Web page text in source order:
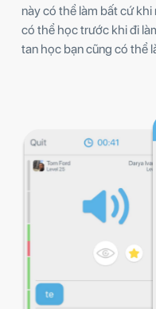
này có thể làm bất cứ
có thể học trước khi đi
tan học bạn cũng có thể